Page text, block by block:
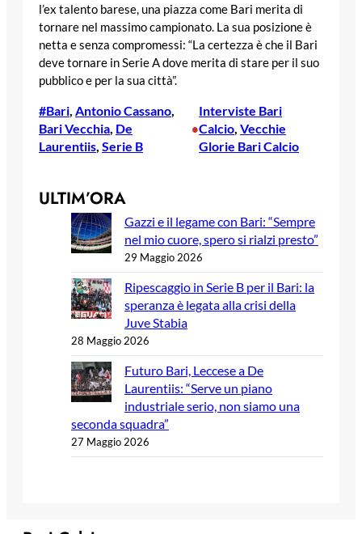
l’ex talento barese, una piazza come Bari merita di
tornare nel massimo campionato. La sua posizione è
netta e senza compromessi: “La certezza è che il Bari
deve tornare in Serie A dove merita di stare per il suo
pubblico e per la sua città”.
#Bari Antonio Cassano
Bari Vecchia De
Laurentiis Serie B
•
Interviste Bari
Calcio , Vecchie
Glorie Bari Calcio
ULTIM’ORA
Gazzi e il legame con Bari: “Sempre
nel mio cuore, spero si rialzi presto”
29 Maggio 2026
Ripescaggio in Serie B per il Bari: la
speranza è legata alla crisi della
Juve Stabia
28 Maggio 2026
Futuro Bari, Leccese a De
Laurentiis: “Serve un piano
industriale serio, non siamo una
seconda squadra”
27 Maggio 2026